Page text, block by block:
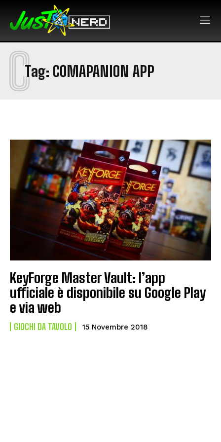
Tag: COMAPANION APP
C
KeyForge Master Vault: l’app
ufficiale è disponibile su Google Play
e via web
GIOCHI DA TAVOLO 15 Novembre 2018